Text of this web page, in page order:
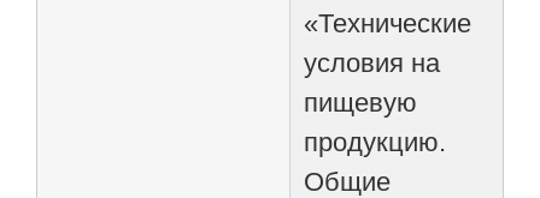
«Технические
условия на
пищевую
продукцию.
Общие